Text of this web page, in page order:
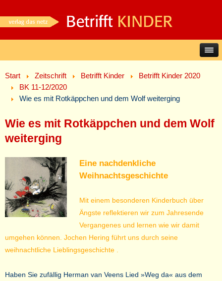
Start Zeitschrift Betrifft Kinder
Betrifft Kinder 2020
BK 11-12/2020
Wie es mit Rotkäppchen und dem Wolf weiterging
Wie es mit Rotkäppchen und dem Wolf
weiterging
Eine nachdenkliche
Weihnachtsgeschichte
Mit einem besonderen Kinderbuch über
Ängste reflektieren wir zum Jahresende
Vergangenes und lernen wie wir damit
umgehen können. Jochen Hering führt uns durch seine
weihnachtliche Lieblingsgeschichte .
Haben Sie zufällig Herman van Veens Lied »Weg da« aus dem